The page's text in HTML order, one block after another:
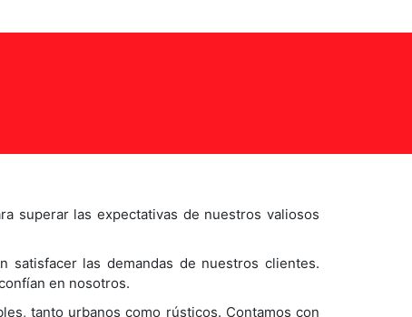
superar las expectativas de nuestros valiosos
satisfacer las demandas de nuestros clientes.
en nosotros.
tanto urbanos como rústicos. Contamos con